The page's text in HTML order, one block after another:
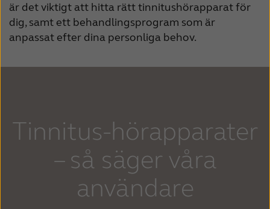
är det viktigt att hitta rätt tinnitushörapparat för
dig, samt ett behandlingsprogram som är
anpassat efter dina personliga behov.
Tinnitus-hörapparater
– så säger våra
användare